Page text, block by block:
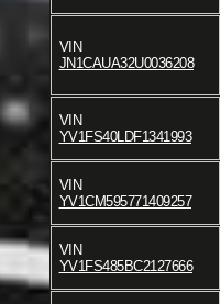
VIN
JN1CAUA32U0036208
VIN
YV1FS40LDF1341993
VIN
YV1CM595771409257
VIN
YV1FS485BC2127666